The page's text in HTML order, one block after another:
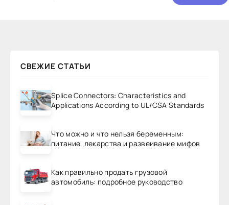
СВЕЖИЕ СТАТЬИ
Splice Connectors: Characteristics and
Applications According to UL/CSA Standards
Что можно и что нельзя беременным:
питание, лекарства и развеивание мифов
Как правильно продать грузовой
автомобиль: подробное руководство